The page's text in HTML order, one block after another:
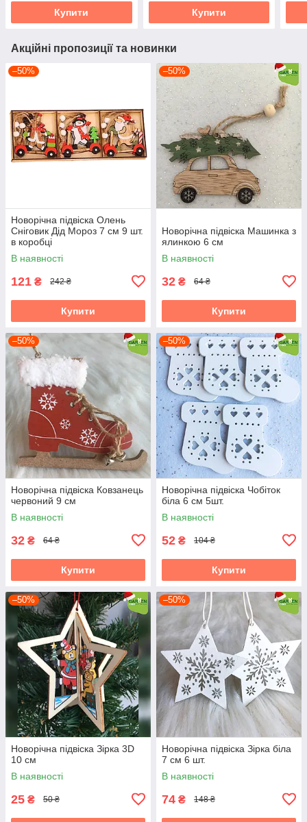
Купити Купити
Акційні пропозиції та новинки
–50%
Новорічна підвіска Олень
Сніговик Дід Мороз 7 см 9 шт.
в коробці
В наявності
121 ₴ 242 ₴
Купити
–50%
Новорічна підвіска Машинка з
ялинкою 6 см
В наявності
32 ₴ 64 ₴
Купити
–50%
Новорічна підвіска Ковзанець
червоний 9 см
В наявності
32 ₴ 64 ₴
Купити
–50%
Новорічна підвіска Чобіток
біла 6 см 5шт.
В наявності
52 ₴ 104 ₴
Купити
–50%
Новорічна підвіска Зірка 3D
10 см
В наявності
25 ₴ 50 ₴
–50%
Новорічна підвіска Зірка біла
7 см 6 шт.
В наявності
74 ₴ 148 ₴